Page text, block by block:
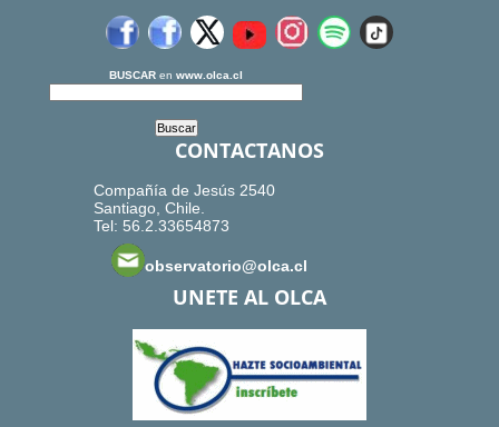
BUSCAR en www.olca.cl
CONTACTANOS
Compañía de Jesús 2540
Santiago, Chile.
Tel: 56.2.33654873
observatorio@olca.cl
UNETE AL OLCA